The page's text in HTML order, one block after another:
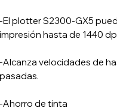
-El plotter S2300-GX5
impresión hasta de 1440
-Alcanza velocidades de
pasadas.
-Ahorro de tinta